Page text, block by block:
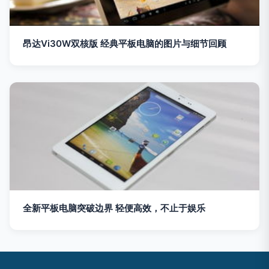
昂达Vi30W双核版 经典平板电脑的图片与细节回顾
全新平板电脑突破边界 轻便高效，不止于娱乐